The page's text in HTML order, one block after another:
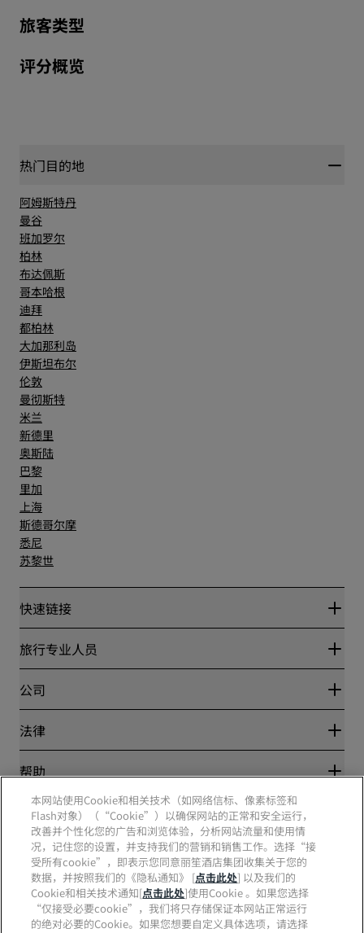
旅客类型
评分概览
热门目的地
阿姆斯特丹
曼谷
班加罗尔
柏林
布达佩斯
哥本哈根
迪拜
都柏林
大加那利岛
伊斯坦布尔
伦敦
曼彻斯特
米兰
新德里
奥斯陆
巴黎
里加
上海
斯德哥尔摩
悉尼
苏黎世
快速链接
丽赏会
Blog
目的地
丽笙酒店集团APP
体育认证酒店
家庭友好型酒店
旅行专业人员
合作伙伴
公司
丽笙酒店集团
工作机会 RHG
工作机会 PPHE
工作机会 EHL
The Club by RHG
发展机会
责任经营
采购
法律
隐私中心
丽赏会条款和条件
网站使用协议
数字无障碍
现代奴隶制声明
帮助
消费者警示
联系方式
常见问题
网站地图
社交媒体
丽笙酒店集团品牌
本网站使用Cookie和相关技术（如网络信标、像素标签和
Flash对象）（“Cookie”）以确保网站的正常和安全运行，
改善并个性化您的广告和浏览体验，分析网站流量和使用情
况，记住您的设置，并支持我们的营销和销售工作。选择“接
受所有cookie”，即表示您同意丽笙酒店集团收集关于您的
数据，并按照我们的《隐私通知》 [点击此处] 以及我们的
Cookie和相关技术通知[点击此处]使用Cookie 。如果您选择
“仅接受必要cookie”，我们将只存储保证本网站正常运行
的绝对必要的Cookie。如果您想要自定义具体选项，请选择